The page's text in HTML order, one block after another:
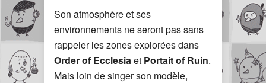
Son atmosphère et ses
environnements ne seront pas sans
rappeler les zones explorées dans
Order of Ecclesiaet Portait of Ruin.
Mais loin de singer son modèle,